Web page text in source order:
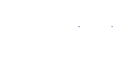
- -